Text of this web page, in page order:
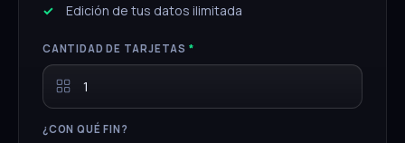
Edición de tus datos ilimitada
CANTIDAD DE TARJETAS *
¿CON QUÉ FIN?